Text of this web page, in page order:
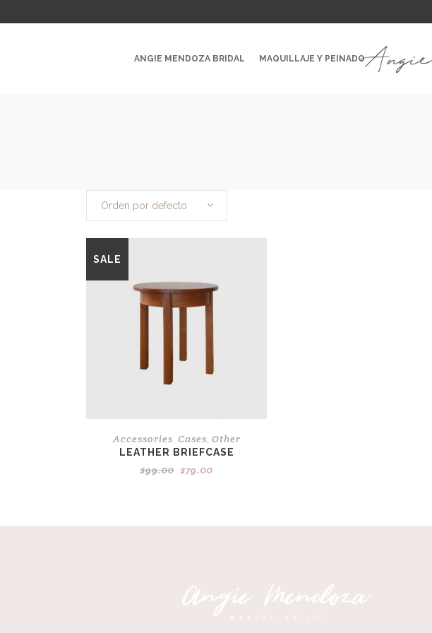
ANGIE MENDOZA BRIDAL MAQUILLAJE Y PEINADO
Orden por defecto
SALE
Accessories, Cases, Other
LEATHER BRIEFCASE
$99.00 Original
price
$79.00Current